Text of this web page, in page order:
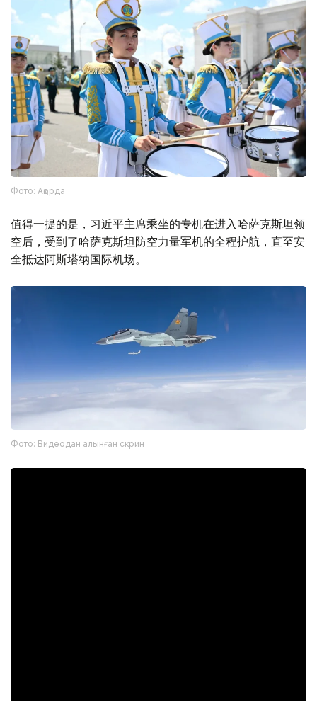
Фото: Ақорда
值得一提的是，习近平主席乘坐的专机在进入哈萨克斯坦领
空后，受到了哈萨克斯坦防空力量军机的全程护航，直至安
全抵达阿斯塔纳国际机场。
Фото: Видеодан алынған скрин